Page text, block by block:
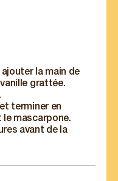
la main de
grattée.
terminer en
le mascarpone.
avant de la